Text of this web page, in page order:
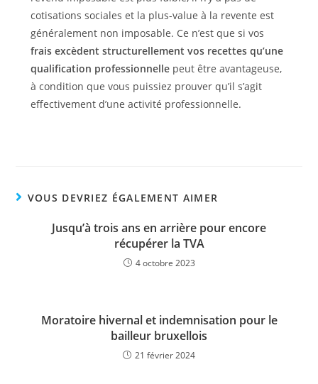
cotisations sociales et la plus-value à la revente est
généralement non imposable. Ce n’est que si vos
frais excèdent structurellement vos recettes qu’une
qualification professionnellepeut être avantageuse,
à condition que vous puissiez prouver qu’il s’agit
effectivement d’une activité professionnelle.
VOUS DEVRIEZ ÉGALEMENT AIMER
Jusqu’à trois ans en arrière pour encore
récupérer la TVA
4 octobre 2023
Moratoire hivernal et indemnisation pour le
bailleur bruxellois
21 février 2024